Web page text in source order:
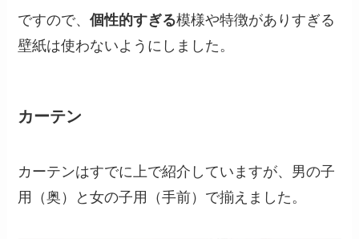
ですので、個性的すぎる模様や特徴がありすぎる
壁紙は使わないようにしました。
カーテン
カーテンはすでに上で紹介していますが、男の子
用（奥）と女の子用（手前）で揃えました。